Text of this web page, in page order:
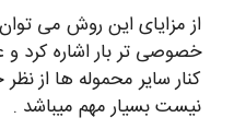
از مزایای این روش می
خصوصی تر بار اشاره کرد و
کنار سایر محموله ها از
نیست بسیار مهم میباشد .